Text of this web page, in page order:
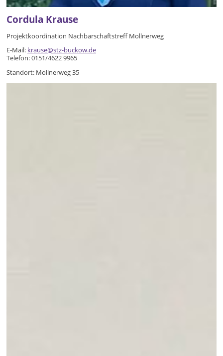
Cordula Krause
Projektkoordination Nachbarschaftstreff Mollnerweg
E-Mail: krause@stz-buckow.de
Telefon: 0151/4622 9965
​Standort: Mollnerweg 35